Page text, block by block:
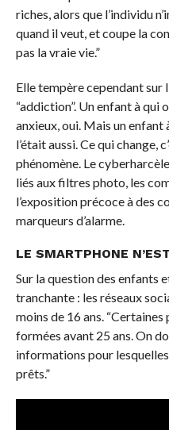
riches, alors que l’individu
quand il veut, et coupe la
pas la vraie vie.”
Elle tempère cependant sur
“addiction”. Un enfant à
anxieux, oui. Mais un
l’était aussi. Ce qui change,
phénomène. Le
liés aux filtres photo, les
l’exposition précoce à des
marqueurs d’alarme.
LE SMARTPHONE
Sur la question des enfants
tranchante : les réseaux
moins de 16 ans.
formées avant 25 ans. On
informations pour
prêts.”